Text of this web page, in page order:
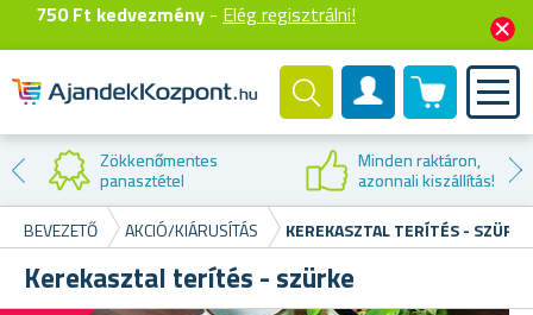
750 Ft kedvezmény - Elég regisztrálni!
Felhasználók fiók
0 termék
Kedvezmény az
első vásárláskor
BEVEZETŐ AKCIÓ/KIÁRUSÍTÁS KEREKASZTAL TERÍTÉS - SZÜRKE
Kerekasztal terítés - szürke